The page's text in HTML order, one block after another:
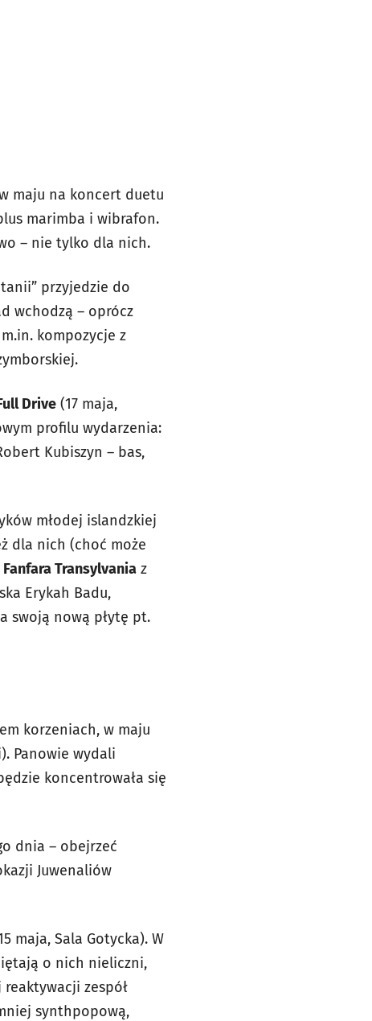
maju na koncert duetu
marimba i wibrafon.
– nie tylko dla nich.
przyjedzie do
wchodzą – oprócz
kompozycje z
Drive (17 maja,
profilu wydarzenia:
Kubiszyn – bas,
młodej islandzkiej
dla nich (choć może
Fanfara Transylvania z
Erykah Badu,
swoją nową płytę pt.
korzeniach, w maju
Panowie wydali
koncentrowała się
dnia – obejrzeć
Juwenaliów
maja, Sala Gotycka). W
o nich nieliczni,
zespół
synthpopową,